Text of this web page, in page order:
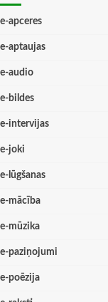
e-apceres
e-aptaujas
e-audio
e-bildes
e-intervijas
e-joki
e-lūgšanas
e-mācība
e-mūzika
e-paziņojumi
e-poēzija